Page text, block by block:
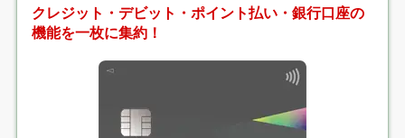
クレジット・デビット・ポイント払い・銀行口座の
機能を一枚に集約！